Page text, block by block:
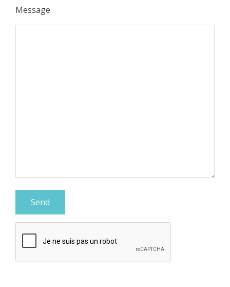
Message